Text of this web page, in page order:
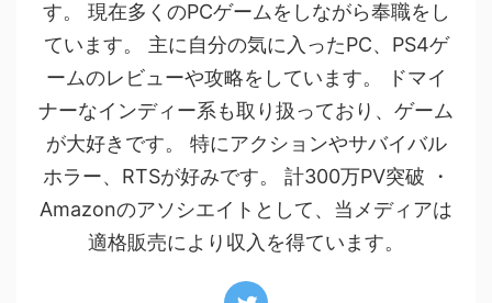
す。 現在多くのPCゲームをしながら奉職をし
ています。 主に自分の気に入ったPC、PS4ゲ
ームのレビューや攻略をしています。 ドマイ
ナーなインディー系も取り扱っており、ゲーム
が大好きです。 特にアクションやサバイバル
ホラー、RTSが好みです。 計300万PV突破 ・
Amazonのアソシエイトとして、当メディアは
適格販売により収入を得ています。